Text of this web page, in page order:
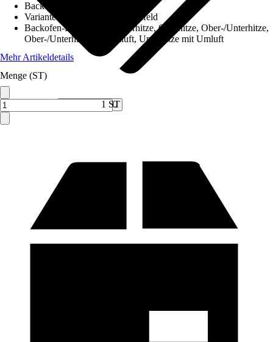
Verkauf durch: We Will Shop U
Backofen Nutzvolumen
Variante
Backofen ohne Kochfeld
Backofen-Funktionen
Unterhitze, Oberhitze, Ober-/Unterhitze,
Ober-/Unterhitze mit Umluft, Unterhitze mit Umluft
Mehr Artikeldetails
Menge (ST)
1 ST